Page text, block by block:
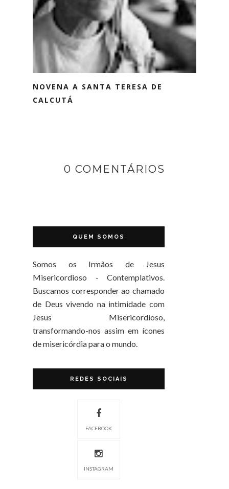
NOVENA A SANTA TERESA DE
CALCUTÁ
0 COMENTÁRIOS
QUEM SOMOS
Somos os Irmãos de Jesus
Misericordioso - Contemplativos.
Buscamos corresponder ao chamado
de Deus vivendo na intimidade com
Jesus Misericordioso,
transformando-nos assim em ícones
de misericórdia para o mundo.
REDES SOCIAIS
FACEBOOK
INSTAGRAM